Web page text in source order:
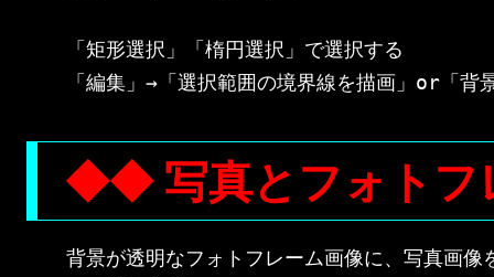
「矩形選択」「楕円選択」で選択する
◆◆ 写真とフォト
背景が透明なフォトフレーム画像に、写真画像